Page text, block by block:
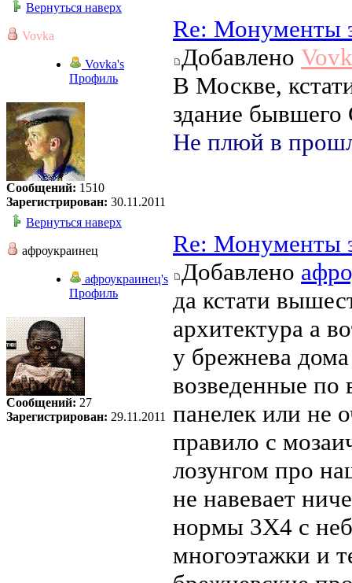
Вернуться наверх
Vovka
Vovka's
Профиль
Сообщений: 1510
Зарегистрирован: 30.11.2011
Re: Монументы
Добавлено
В Москве,
здание бывшего
Не плюй в
Вернуться наверх
афроукраинец
афроукраинец's
Профиль
Сообщений: 27
Зарегистрирован: 29.11.2011
Re: Монументы
Добавлено
да кстати
архитектура а
у брежнева
возведенные по
панелек или не
правило с
лозунгом про
не навевает
нормы 3Х4 с
многоэтажки и